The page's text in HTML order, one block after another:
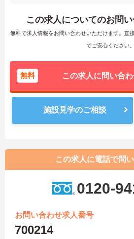
この求人についてのお問
無料で求人情報をお問い合わせいただけます。直
でご安心ください。
無料 この求人に問い合
施設見学のご相談
この求人に電話で問
0120-
お問い合わせ求人番号
700214